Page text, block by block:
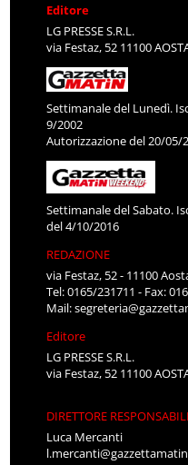
Editore
LG PRESSE S.R.L.
via Festaz, 52 11100
Settimanale del Lunedì.
9/2002
Autorizzazione del 20/05/
Settimanale del Sabato.
del 4/10/2016
REDAZIONE
via Festaz, 52 - 11100
Tel: 0165/231711 - Fax:
Mail:
Editore
LG PRESSE S.R.L.
via Festaz, 52 11100
DIRETTORE
Luca Mercanti